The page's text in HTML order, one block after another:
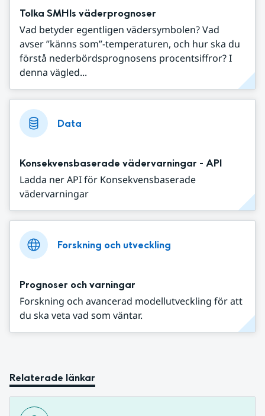
Tolka SMHIs väderprognoser
Vad betyder egentligen vädersymbolen? Vad
avser ”känns som”-temperaturen, och hur ska du
förstå nederbördsprognosens procentsiffror? I
denna vägled...
Data
Konsekvensbaserade vädervarningar - API
Ladda ner API för Konsekvensbaserade
vädervarningar
Forskning och utveckling
Prognoser och varningar
Forskning och avancerad modellutveckling för att
du ska veta vad som väntar.
Relaterade länkar